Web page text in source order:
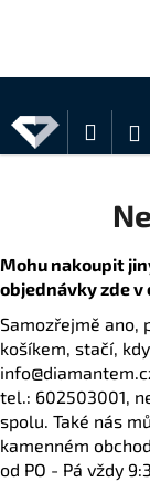
Mohu nakoupit
objednávky zde v
Samozřejmě ano,
košíkem, stačí,
tel.: 602503001,
spolu. Také nás
kamenném
od PO - Pá vždy
š
k C
o
ř
e
b
u
j
e
t
e